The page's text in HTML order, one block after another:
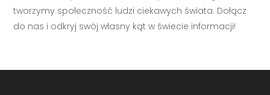
tworzymy społeczność ludzi ciekawych świata. Dołącz
do nas i odkryj swój własny kąt w świecie informacji!